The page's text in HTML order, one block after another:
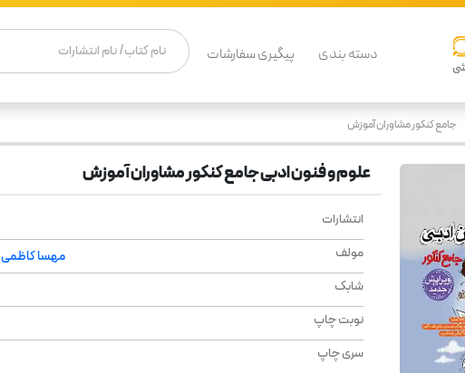
دسته بندی پیگیری سفارشات
جامع کنکور مشاوران آموزش
علوم و فنون ادبی جامع کنکور مشاوران آموزش
انتشارات
مولف
مهسا کاظمی
شابک
نوبت چاپ
سری چاپ